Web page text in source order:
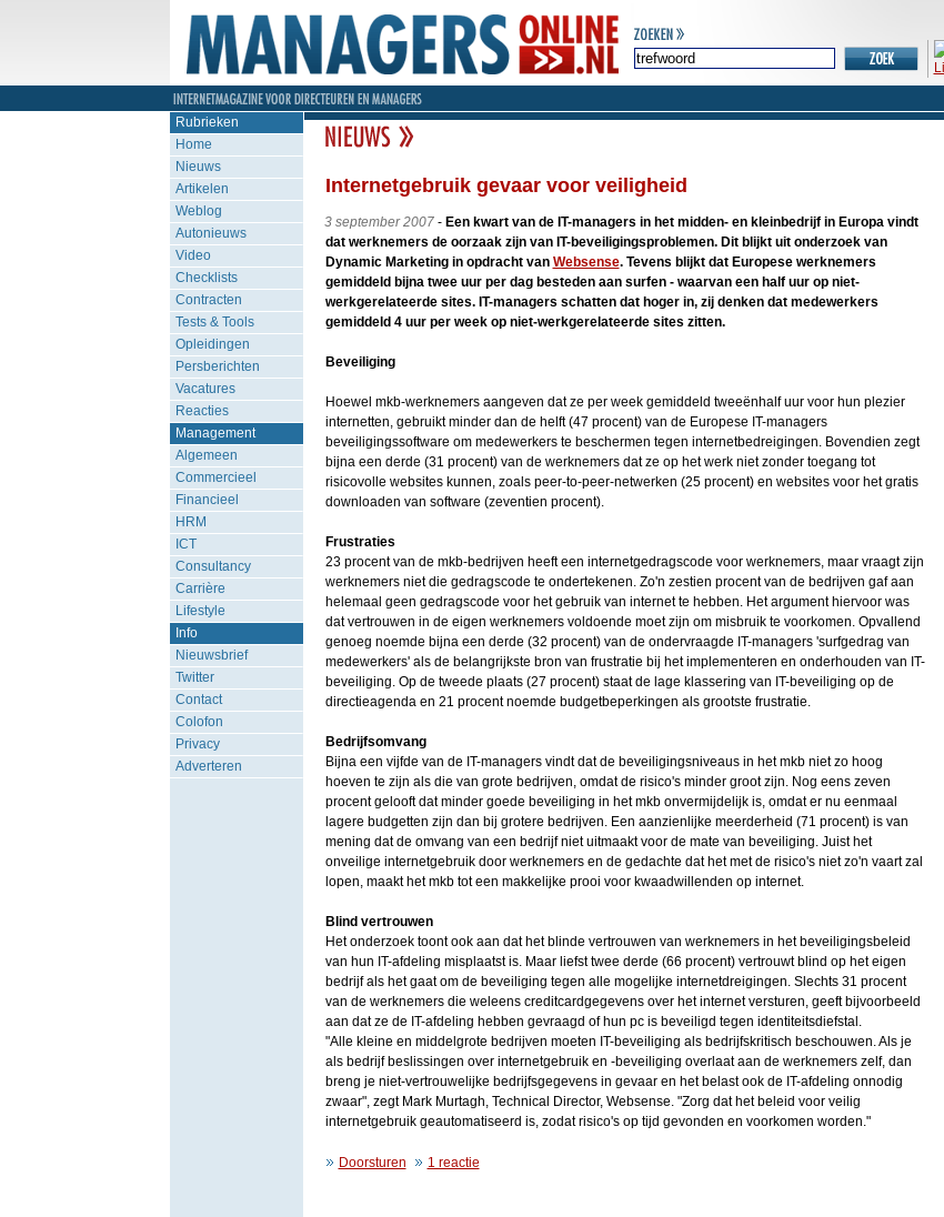
Rubrieken
Home
Nieuws
Artikelen
Weblog
Autonieuws
Video
Checklists
Contracten
Tests & Tools
Opleidingen
Persberichten
Vacatures
Reacties
Management
Algemeen
Commercieel
Financieel
HRM
ICT
Consultancy
Carrière
Lifestyle
Info
Nieuwsbrief
Twitter
Contact
Colofon
Privacy
Adverteren
Internetgebruik gevaar voor veiligheid
3 september 2007- Een kwart van de IT-managers in het midden- en kleinbedrijf in Europa vindt
dat werknemers de oorzaak zijn van IT-beveiligingsproblemen. Dit blijkt uit onderzoek van
Dynamic Marketing in opdracht van Websense. Tevens blijkt dat Europese werknemers
gemiddeld bijna twee uur per dag besteden aan surfen - waarvan een half uur op niet-
werkgerelateerde sites. IT-managers schatten dat hoger in, zij denken dat medewerkers
gemiddeld 4 uur per week op niet-werkgerelateerde sites zitten.
Beveiliging
Hoewel mkb-werknemers aangeven dat ze per week gemiddeld tweeënhalf uur voor hun plezier
internetten, gebruikt minder dan de helft (47 procent) van de Europese IT-managers
beveiligingssoftware om medewerkers te beschermen tegen internetbedreigingen. Bovendien zegt
bijna een derde (31 procent) van de werknemers dat ze op het werk niet zonder toegang tot
risicovolle websites kunnen, zoals peer-to-peer-netwerken (25 procent) en websites voor het gratis
downloaden van software (zeventien procent).
Frustraties
23 procent van de mkb-bedrijven heeft een internetgedragscode voor werknemers, maar vraagt zijn
werknemers niet die gedragscode te ondertekenen. Zo'n zestien procent van de bedrijven gaf aan
helemaal geen gedragscode voor het gebruik van internet te hebben. Het argument hiervoor was
dat vertrouwen in de eigen werknemers voldoende moet zijn om misbruik te voorkomen. Opvallend
genoeg noemde bijna een derde (32 procent) van de ondervraagde IT-managers 'surfgedrag van
medewerkers' als de belangrijkste bron van frustratie bij het implementeren en onderhouden van IT-
beveiliging. Op de tweede plaats (27 procent) staat de lage klassering van IT-beveiliging op de
directieagenda en 21 procent noemde budgetbeperkingen als grootste frustratie.
Bedrijfsomvang
Bijna een vijfde van de IT-managers vindt dat de beveiligingsniveaus in het mkb niet zo hoog
hoeven te zijn als die van grote bedrijven, omdat de risico's minder groot zijn. Nog eens zeven
procent gelooft dat minder goede beveiliging in het mkb onvermijdelijk is, omdat er nu eenmaal
lagere budgetten zijn dan bij grotere bedrijven. Een aanzienlijke meerderheid (71 procent) is van
mening dat de omvang van een bedrijf niet uitmaakt voor de mate van beveiliging. Juist het
onveilige internetgebruik door werknemers en de gedachte dat het met de risico's niet zo'n vaart zal
lopen, maakt het mkb tot een makkelijke prooi voor kwaadwillenden op internet.
Blind vertrouwen
Het onderzoek toont ook aan dat het blinde vertrouwen van werknemers in het beveiligingsbeleid
van hun IT-afdeling misplaatst is. Maar liefst twee derde (66 procent) vertrouwt blind op het eigen
bedrijf als het gaat om de beveiliging tegen alle mogelijke internetdreigingen. Slechts 31 procent
van de werknemers die weleens creditcardgegevens over het internet versturen, geeft bijvoorbeeld
aan dat ze de IT-afdeling hebben gevraagd of hun pc is beveiligd tegen identiteitsdiefstal.
"Alle kleine en middelgrote bedrijven moeten IT-beveiliging als bedrijfskritisch beschouwen. Als je
als bedrijf beslissingen over internetgebruik en -beveiliging overlaat aan de werknemers zelf, dan
breng je niet-vertrouwelijke bedrijfsgegevens in gevaar en het belast ook de IT-afdeling onnodig
zwaar", zegt Mark Murtagh, Technical Director, Websense. "Zorg dat het beleid voor veilig
internetgebruik geautomatiseerd is, zodat risico's op tijd gevonden en voorkomen worden."
Doorsturen 1 reactie